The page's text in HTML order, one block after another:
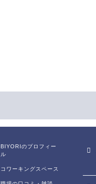
BIYORIのプロフィー
ル
コワーキングスペース